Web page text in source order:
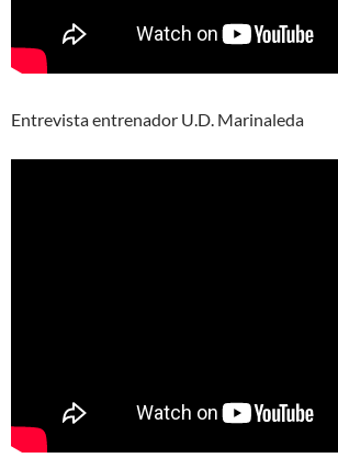
Entrevista entrenador U.D. Marinaleda